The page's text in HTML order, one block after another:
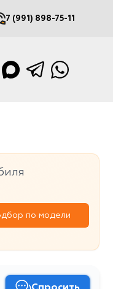
7 (991) 898-75-11
по модели